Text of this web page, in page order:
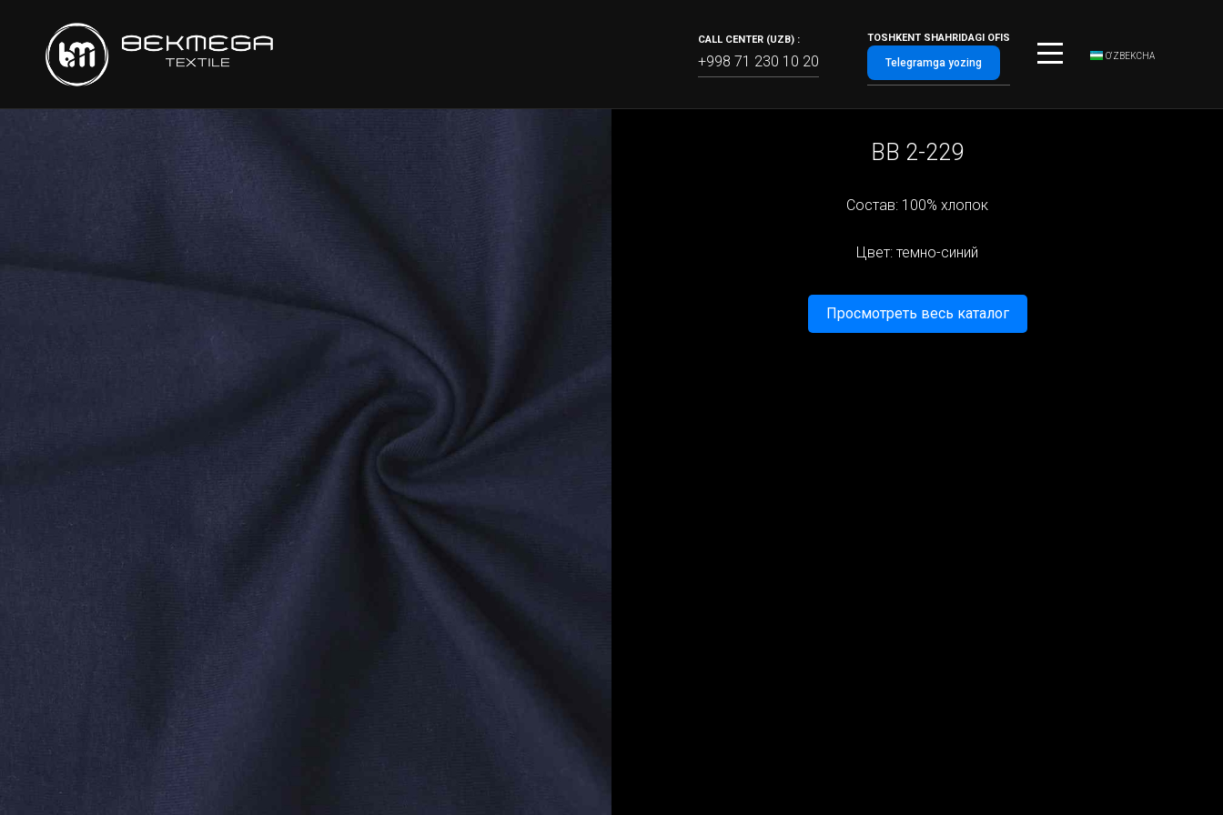
O‘ZBEKCHA
CALL CENTER (UZB) :
+998 71 230 10 20
TOSHKENT SHAHRIDAGI OFIS
Telegramga yozing
BB 2-229
Состав: 100% хлопок
Цвет: темно-синий
Просмотреть весь каталог